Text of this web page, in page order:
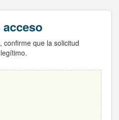
confirme que la solicitud